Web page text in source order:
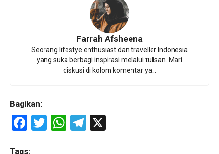
Farrah Afsheena
Seorang lifestye enthusiast dan traveller Indonesia
yang suka berbagi inspirasi melalui tulisan. Mari
diskusi di kolom komentar ya...
Bagikan:
F
T
W T
Tags: